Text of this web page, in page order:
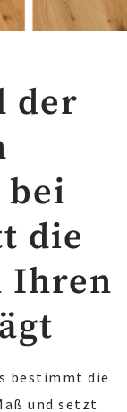
der
bei
die
Ihren
bestimmt die
und setzt